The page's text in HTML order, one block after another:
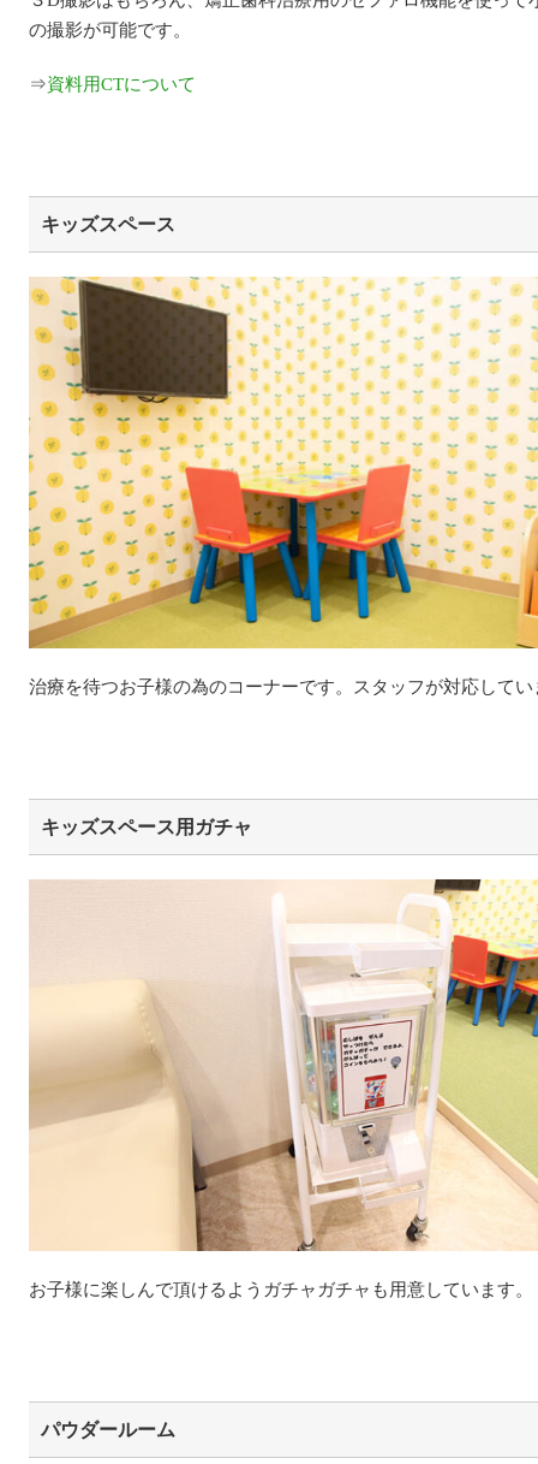
の撮影が可能です。
⇒資料用CTについて
キッズスペース
治療を待つお子様の為のコーナーです。スタッフが対応してい
キッズスペース用ガチャ
お子様に楽しんで頂けるようガチャガチャも用意しています。
パウダールーム